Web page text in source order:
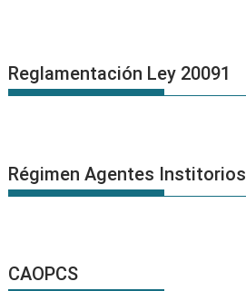
Reglamentación Ley 20091
Régimen Agentes Institorios
CAOPCS